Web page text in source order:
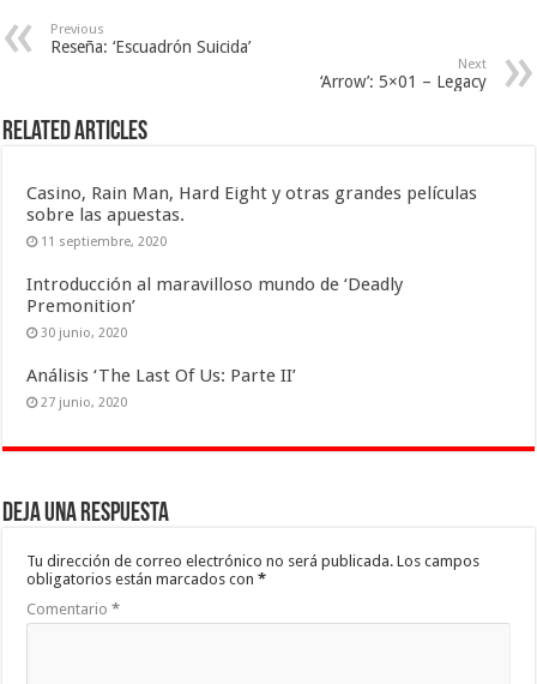
Previous
Reseña: ‘Escuadrón Suicida’
Next
‘Arrow’: 5×01 – Legacy
Related Articles
Casino, Rain Man, Hard Eight y otras grandes películas
sobre las apuestas.
11 septiembre, 2020
Introducción al maravilloso mundo de ‘Deadly
Premonition’
30 junio, 2020
Análisis ‘The Last Of Us: Parte II’
27 junio, 2020
Deja una respuesta
Tu dirección de correo electrónico no será publicada. Los campos
obligatorios están marcados con*
Comentario*